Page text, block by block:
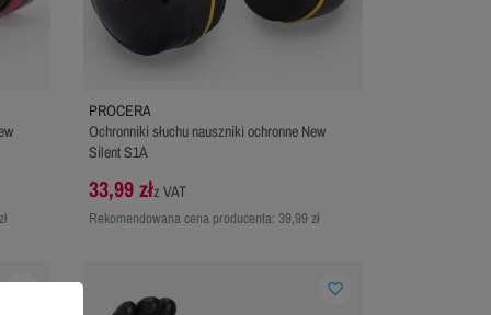
PROCERA
Ochronniki słuchu nauszniki ochronne New
Silent S1A
33,99 złz VAT
Rekomendowana cena producenta: 39,99 zł
favorite_border favorite_border